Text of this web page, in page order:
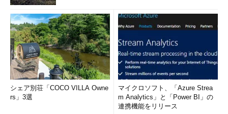
シェア別荘「COCO VILLA Owne
rs」3選
マイクロソフト、「Azure Strea
m Analytics」と「Power BI」の
連携機能をリリース